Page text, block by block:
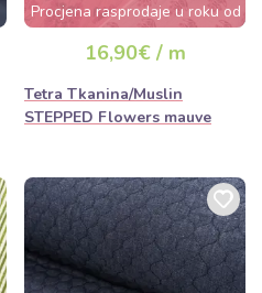
Procjena rasprodaje u roku od
nekoliko sati
16,90€ / m
Tetra Tkanina/Muslin
STEPPED Flowers mauve